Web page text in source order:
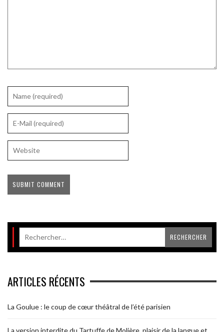
ARTICLES RÉCENTS
La Goulue : le coup de cœur théâtral de l’été parisien
La version interdite du Tartuffe de Molière, plaisir de la langue et